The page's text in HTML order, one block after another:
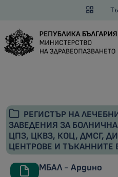
РЕГИСТЪР НА
ЗАВЕДЕНИЯ ЗА
ЦПЗ, ЦКВЗ, КОЦ, ДМСГ,
ЦЕНТРОВЕ И ТЪКАННИТЕ
МБАЛ - Ардино